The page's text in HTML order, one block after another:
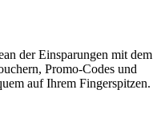
der Einsparungen mit dem
Promo-Codes und
auf Ihrem Fingerspitzen.